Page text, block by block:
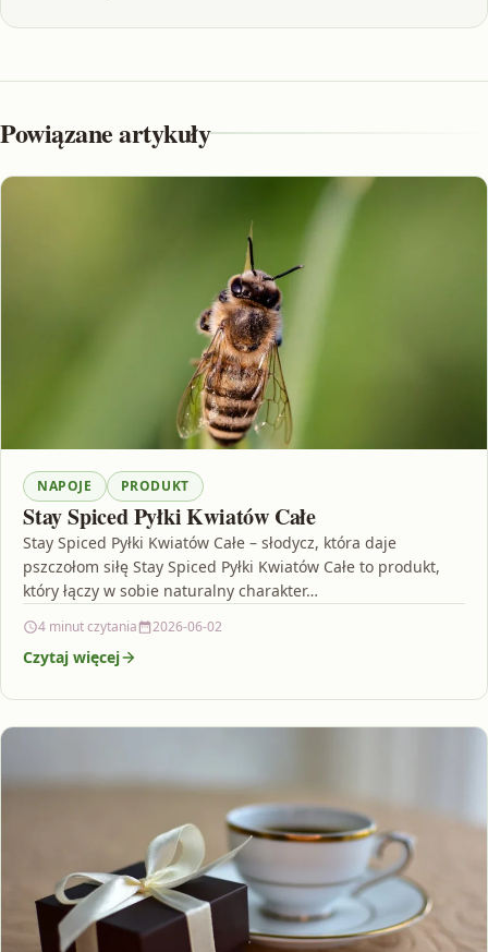
Powiązane artykuły
NAPOJE PRODUKT
Stay Spiced Pyłki Kwiatów Całe
Stay Spiced Pyłki Kwiatów Całe – słodycz, która daje
pszczołom siłę Stay Spiced Pyłki Kwiatów Całe to produkt,
który łączy w sobie naturalny charakter…
4 minut czytania 2026-06-02
Czytaj więcej